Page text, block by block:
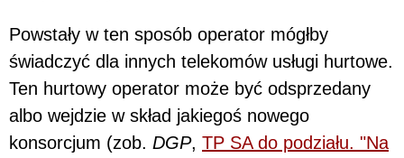
Powstały w ten sposób operator mógłby
świadczyć dla innych telekomów usługi hurtowe.
Ten hurtowy operator może być odsprzedany
albo wejdzie w skład jakiegoś nowego
konsorcjum (zob. DGP, TP SA do podziału. "Na